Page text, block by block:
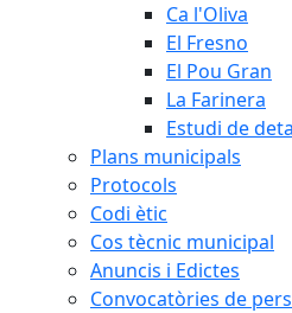
Ca l'Oliva
El Fresno
El Pou Gran
La Farinera
Estudi de
Plans municipals
Protocols
Codi ètic
Cos tècnic municipal
Anuncis i Edictes
Convocatòries de